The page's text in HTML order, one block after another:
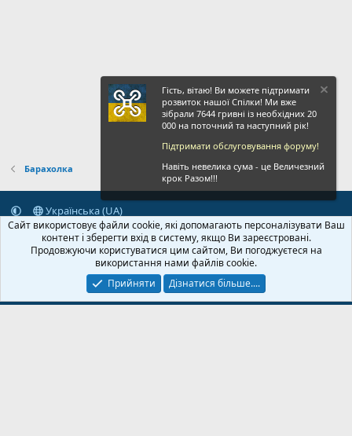
Барахолка
Українська (UA)
Зворотній зв'язок
Умови і правила
Політика конфіденційності
Дoпoмoга
Головна
R
S
S
© 2020-2026 FPVUA.ORG Розроблено:Magshifter
Гість, вітаю! Ви можете підтримати
розвиток нашої Спілки! Ми вже
зібрали 7644 гривні із необхідних 20
000 на поточний та наступний рік!
Підтримати обслуговування форуму!
Навіть невелика сума - це Величезний
крок Разом!!!
Сайт використовує файли cookie, які допомагають персоналізувати Ваш
контент і зберегти вхід в систему, якщо Ви зареєстровані.
Продовжуючи користуватися цим сайтом, Ви погоджуєтеся на
використання нами файлів cookie.
Прийняти
Дізнатися більше....